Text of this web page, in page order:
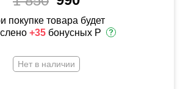
покупке товара будет
+35бонусных Р
Нет в наличии